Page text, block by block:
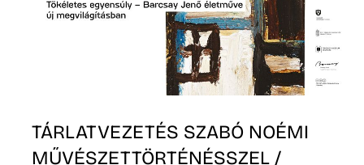
TÁRLATVEZETÉS SZABÓ NOÉMI
MŰVÉSZETTÖRTÉNÉSSZEL /